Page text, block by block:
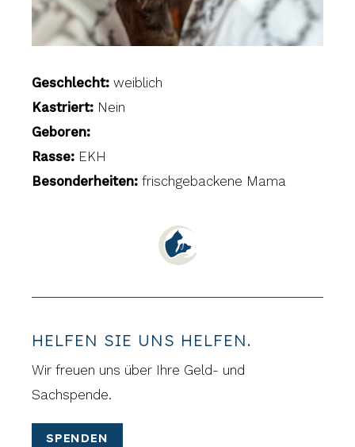
Geschlecht: weiblich
Kastriert: Nein
Geboren:
Rasse: EKH
Besonderheiten: frischgebackene Mama
HELFEN SIE UNS HELFEN.
Wir freuen uns über Ihre Geld- und
Sachspende.
SPENDEN